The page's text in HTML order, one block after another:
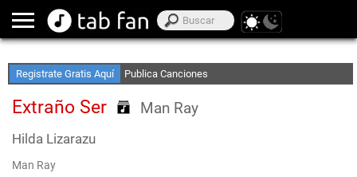
Registrate Gratis Aquí Publica Canciones
Extraño Ser Man Ray
Hilda Lizarazu
Man Ray